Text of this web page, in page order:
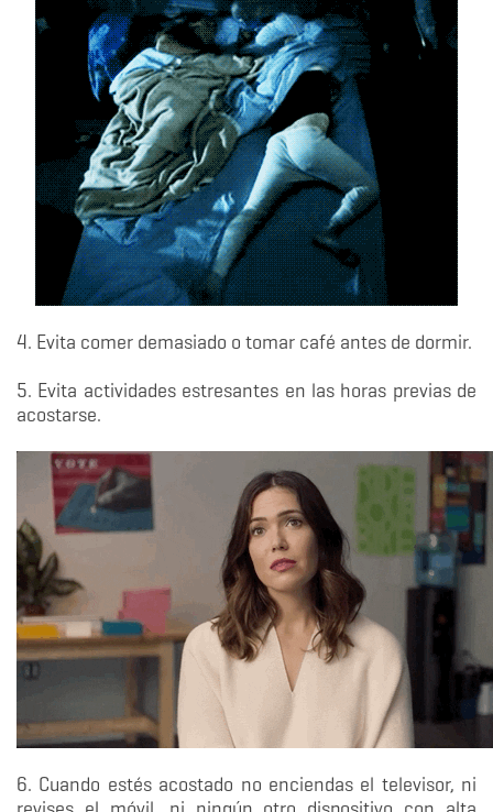
4. Evita comer demasiado o tomar café antes de dormir.
5. Evita actividades estresantes en las horas previas de
acostarse.
6. Cuando estés acostado no enciendas el televisor, ni